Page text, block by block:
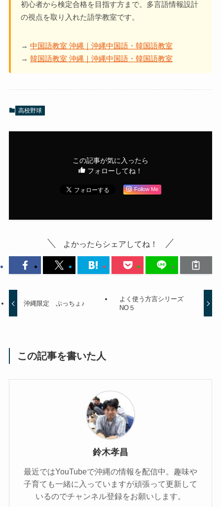
初心者から検定合格を目指す方まで。多言語情報設計
の視点を取り入れた語学教室です。
→ 中国語教室 沖縄｜沖縄中国語・韓国語教室
→ 韓国語教室 沖縄｜沖縄中国語・韓国語教室
高校野球
この記事が気に入ったら
フォローしてね！
Follow Me
よかったらシェアしてね！
沖縄限定 ぷっちょ♪
よく使う方言シリーズ
NO５
この記事を書いた人
鈴木孝昌
最近ではYouTubeで沖縄の情報を配信中。趣味や
子育ても一緒に入っていますが頑張って更新して
いるのでチャンネル登録をお願いします。